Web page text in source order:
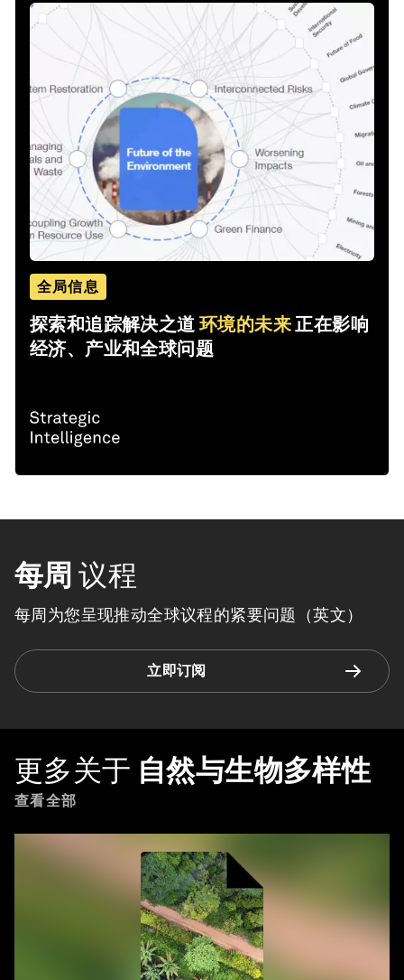
全局信息
探索和追踪解决之道环境的未来正在影响
经济、产业和全球问题
每周 议程
每周为您呈现推动全球议程的紧要问题（英文）
立即订阅
更多关于 自然与生物多样性
查看全部